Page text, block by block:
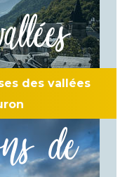
des vallées
de